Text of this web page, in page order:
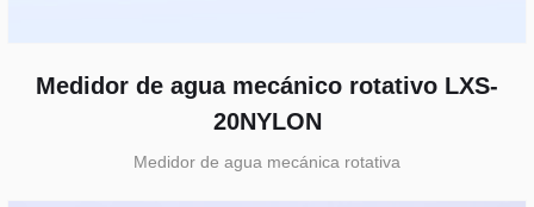
Medidor de agua mecánico rotativo LXS-
20NYLON
Medidor de agua mecánica rotativa